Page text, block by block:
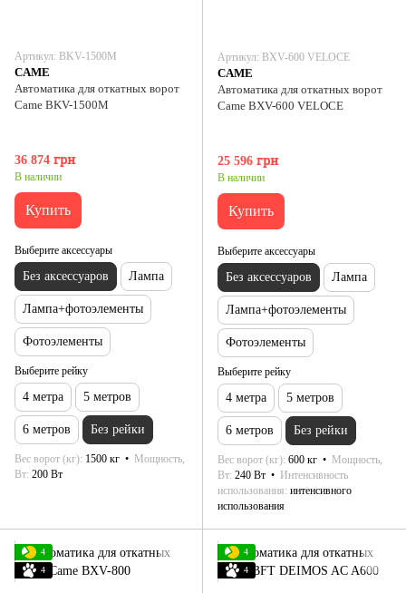
Артикул: ВKV-1500M
CAME
Автоматика для откатных ворот
Came ВKV-1500M
36 874 грн
В наличии
Купить
Выберите аксессуары
Без аксессуаров Лампа
Лампа+фотоэлементы
Фотоэлементы
Выберите рейку
4 метра 5 метров
6 метров Без рейки
Вес ворот (кг) 1500 кг
Мощность,
Вт 200 Вт
Артикул: BXV-600 VELOCE
CAME
Автоматика для откатных ворот
Came BXV-600 VELOCE
25 596 грн
В наличии
Купить
Выберите аксессуары
Без аксессуаров Лампа
Лампа+фотоэлементы
Фотоэлементы
Выберите рейку
4 метра 5 метров
6 метров Без рейки
Вес ворот (кг) 600 кг
Мощность,
Вт 240 Вт
Интенсивность
использования интенсивного
использования
4
4
4
4